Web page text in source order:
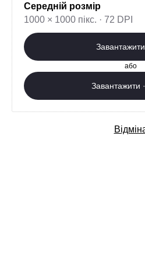
1
Додаткові
Середній розмір
1000 × 1000 пікс. · 72 DPI
Завантажити
або
Завантажити